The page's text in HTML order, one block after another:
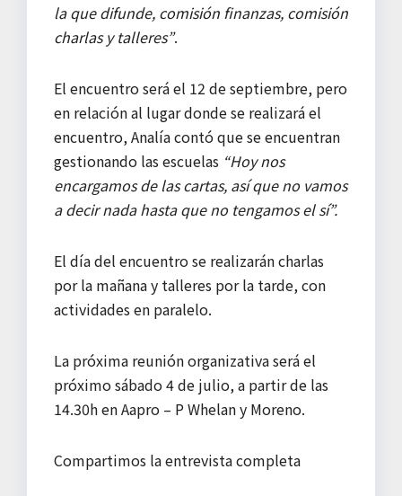
la que difunde, comisión finanzas, comisión
charlas y talleres”.
El encuentro será el 12 de septiembre, pero
en relación al lugar donde se realizará el
encuentro, Analía contó que se encuentran
gestionando las escuelas “Hoy nos
encargamos de las cartas, así que no vamos
a decir nada hasta que no tengamos el sí”.
El día del encuentro se realizarán charlas
por la mañana y talleres por la tarde, con
actividades en paralelo.
La próxima reunión organizativa será el
próximo sábado 4 de julio, a partir de las
14.30h en Aapro – P Whelan y Moreno.
Compartimos la entrevista completa